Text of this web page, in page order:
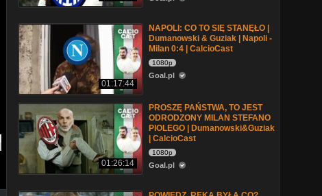
01:17:44
NAPOLI: CO TO SIĘ STANĘŁO |
Dumanowski & Guziak | Napoli -
Milan 0:4 | CalcioCast
1080p
Goal.pl
01:26:14
PROSZĘ PAŃSTWA, TO JEST
ODRODZONY MILAN STEFANO
PIOLEGO | Dumanowski&Guziak
| CalcioCast
1080p
Goal.pl